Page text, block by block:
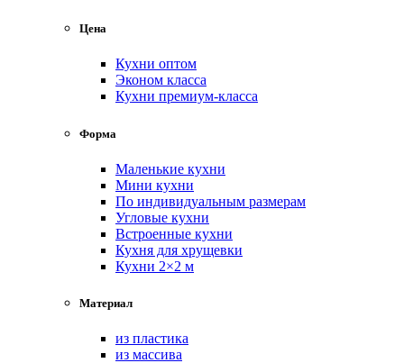
Цена
Кухни оптом
Эконом класса
Кухни премиум-класса
Форма
Маленькие кухни
Мини кухни
По индивидуальным размерам
Угловые кухни
Встроенные кухни
Кухня для хрущевки
Кухни 2×2 м
Материал
из пластика
из массива